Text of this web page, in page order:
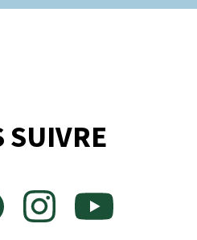
SUIVRE